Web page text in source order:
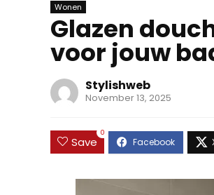
Wonen
Glazen
voor jouw
Stylishweb
November 13, 2025
Save
0